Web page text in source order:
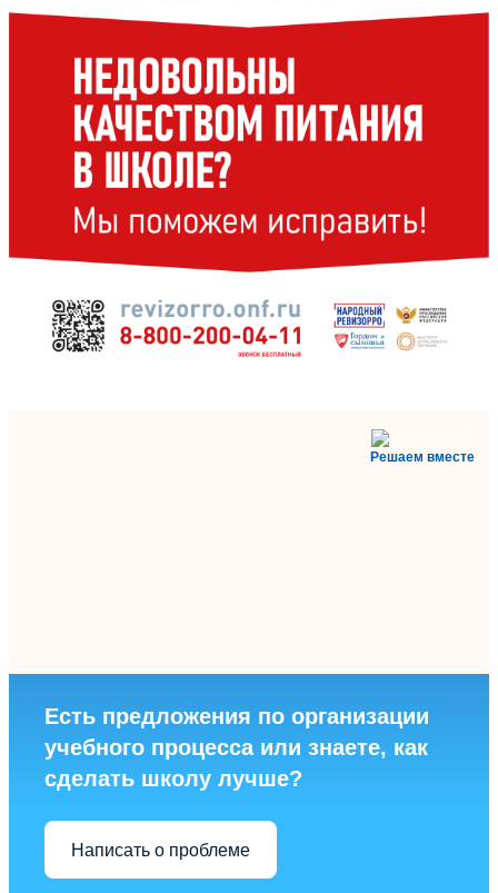
Решаем вместе
Есть предложения по организации
учебного процесса или знаете, как
сделать школу лучше?
Написать о проблеме